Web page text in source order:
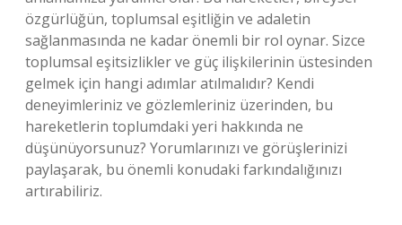
özgürlüğün, toplumsal eşitliğin ve adaletin
sağlanmasında ne kadar önemli bir rol oynar. Sizce
toplumsal eşitsizlikler ve güç ilişkilerinin üstesinden
gelmek için hangi adımlar atılmalıdır? Kendi
deneyimleriniz ve gözlemleriniz üzerinden, bu
hareketlerin toplumdaki yeri hakkında ne
düşünüyorsunuz? Yorumlarınızı ve görüşlerinizi
paylaşarak, bu önemli konudaki farkındalığınızı
artırabiliriz.